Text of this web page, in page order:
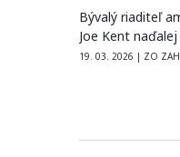
Bývalý riaditeľ
Joe Kent
19. 03. 2026 | ZO